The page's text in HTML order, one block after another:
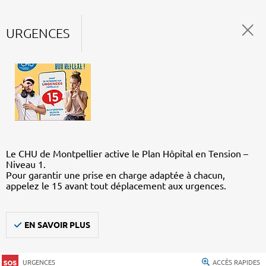
URGENCES
Le CHU de Montpellier active le Plan Hôpital en Tension –
Niveau 1.
Pour garantir une prise en charge adaptée à chacun,
appelez le 15 avant tout déplacement aux urgences.
EN SAVOIR PLUS
URGENCES ACCÈS RAPIDES